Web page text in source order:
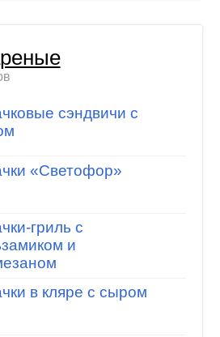
сэндвичи с
«Светофор»
гриль с
и
в кляре с сыром